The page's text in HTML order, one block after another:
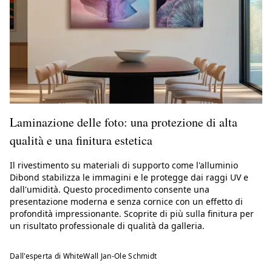
Laminazione delle foto: una protezione di alta
qualità e una finitura estetica
Il rivestimento su materiali di supporto come l'alluminio
Dibond stabilizza le immagini e le protegge dai raggi UV e
dall'umidità. Questo procedimento consente una
presentazione moderna e senza cornice con un effetto di
profondità impressionante. Scoprite di più sulla finitura per
un risultato professionale di qualità da galleria.
Dall'esperta di WhiteWall Jan-Ole Schmidt